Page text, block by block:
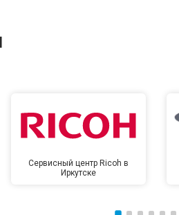
Сервисный центр Ricoh в
Иркутске